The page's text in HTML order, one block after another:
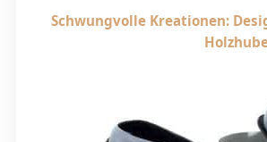
Schwungvolle Kreationen: